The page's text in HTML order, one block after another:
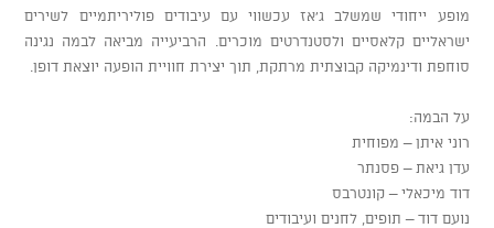
מופע ייחודי שמשלב ג’אז עכשווי עם עיבודים פוליריתמיים לשירים
ישראליים קלאסיים ולסטנדרטים מוכרים. הרביעייה מביאה לבמה נגינה
סוחפת ודינמיקה קבוצתית מרתקת, תוך יצירת חוויית הופעה יוצאת דופן.
על הבמה:
רוני איתן – מפוחית
עדן גיאת – פסנתר
דוד מיכאלי – קונטרבס
נועם דוד – תופים, לחנים ועיבודים